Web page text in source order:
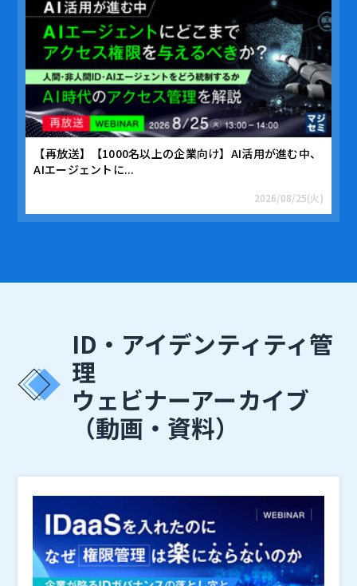
【再放送】【1000名以上の企業向け】AI活用が進む中、
AIエージェントに...
2026/08/25(火)
ID・アイデンティティ管
理
ウェビナーアーカイブ
（動画・資料）